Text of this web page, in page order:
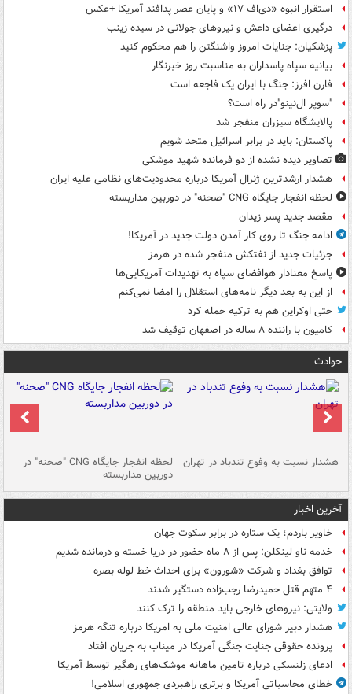
استقرار انبوه «دی‌اف‑۱۷» و پایان عصر پدافند آمریکا +عکس
درگیری اعضای داعش و نیروهای جولانی در سیده زینب
پزشکیان: جنایات امروز واشنگتن را هم محکوم کنید
بیانیه سپاه پاسداران به مناسبت روز خبرنگار
فارن افرز: جنگ با ایران یک فاجعه است
"سوپر ال‌نینو"در راه است؟
پالایشگاه سیزران منفجر شد
پاکستان: باید در برابر اسرائیل متحد شویم
تصاویر دیده‌ نشده از دو فرمانده شهید موشکی
هشدار ارشدترین ژنرال آمریکا درباره محدودیت‌های نظامی علیه ایران
لحظه انفجار جایگاه CNG "صحنه" در دوربین مداربسته
مقصد جدید پسر زیدان
ادامه جنگ تا روی کار آمدن دولت جدید در آمریکا!
جزئیات جدید از نفتکش منفجر شده در هرمز
پاسخ معنادار هوافضای سپاه به تهدیدات آمریکایی‌ها
از این به بعد دیگر نامه‌های استقلال را امضا نمی‌کنم
حتی اوکراین هم به ترکیه حمله کرد
کامیون با راننده ۸ ساله در اصفهان توقیف شد
حوادث
هشدار نسبت به وفوع تندباد در تهران لحظه انفجار جایگاه CNG "صحنه" در
دوربین مداربسته
آخرین اخبار
خاویر باردم؛ یک ستاره در برابر سکوت جهان
خدمه ناو لینکلن: پس از ۸ ماه حضور در دریا خسته و درمانده‌ شدیم
توافق بغداد و شرکت «شورون» برای احداث خط لوله بصره
۴ متهم قتل حمیدرضا رجب‌زاده دستگیر شدند
ولایتی: نیروهای خارجی باید منطقه را ترک کنند
هشدار دبیر شورای عالی امنیت ملی به امریکا درباره تنگه هرمز
پرونده حقوقی جنایت جنگی آمریکا در میناب به جریان افتاد
ادعای زلنسکی درباره تامین ماهانه موشک‌های رهگیر توسط آمریکا
خطای محاسباتی آمریکا و برتری راهبردی جمهوری اسلامی!